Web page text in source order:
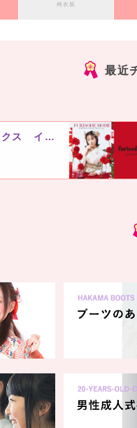
袴衣装
最近
ふりそでMODEウェディングボックス イオンモール福津店